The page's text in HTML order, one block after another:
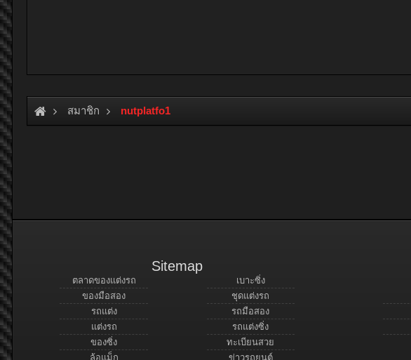
สมาชิก nutplatfo1
Sitemap
ตลาดของแต่งรถ
ของมือสอง
รถแต่ง
แต่งรถ
ของซิ่ง
ล้อแม็ก
เบาะซิ่ง
ชุดแต่งรถ
รถมือสอง
รถแต่งซิ่ง
ทะเบียนสวย
ข่าวรถยนต์